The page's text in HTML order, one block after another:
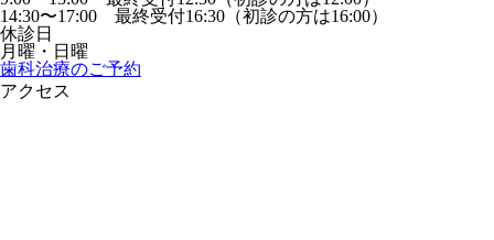
14:30〜17:00 最終受付16:30（初診の方は16:00）
休診日
月曜・日曜
歯科治療のご予約
アクセス